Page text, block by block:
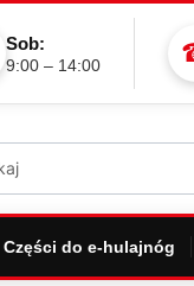
Sob:
9:00 – 14:00
Części do e-hulajnóg